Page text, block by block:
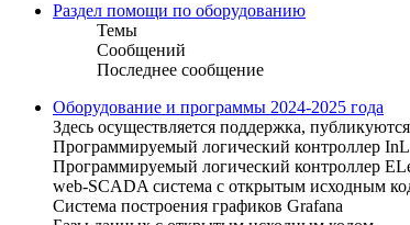
Раздел помощи по оборудованию
Темы
Сообщений
Последнее сообщение
Оборудование и программы 2024-2025 года
Здесь осуществляется поддержка,
Программируемый логический контроллер
Программируемый логический контроллер
web-SCADA система с открытым исходным
Система построения графиков Grafana